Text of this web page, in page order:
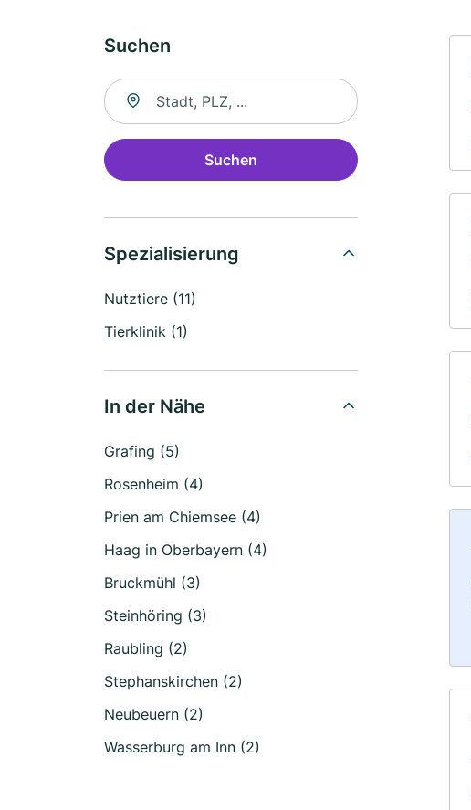
Suchen
Suche nach Ort
Suchen
Spezialisierung
Nutztiere (11)
Tierklinik (1)
In der Nähe
Grafing (5)
Rosenheim (4)
Prien am Chiemsee (4)
Haag in Oberbayern (4)
Bruckmühl (3)
Steinhöring (3)
Raubling (2)
Stephanskirchen (2)
Neubeuern (2)
Wasserburg am Inn (2)